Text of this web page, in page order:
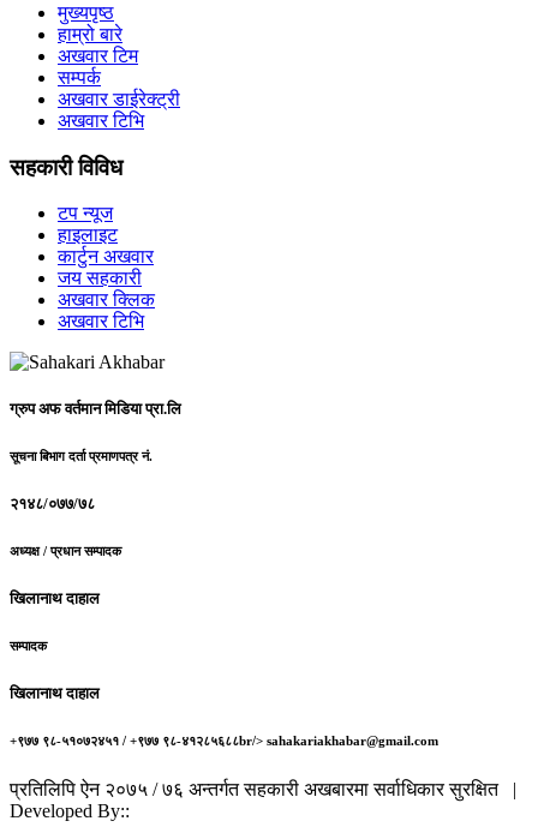
मुख्यपृष्ठ
हाम्रो बारे
अखवार टिम
सम्पर्क
अखवार डाईरेक्ट्री
अखवार टिभि
सहकारी विविध
टप न्यूज
हाइलाइट
कार्टुन अखवार
जय सहकारी
अखवार क्लिक
अखवार टिभि
ग्रुप अफ वर्तमान मिडिया प्रा.लि
सूचना बिभाग दर्ता प्रमाणपत्र नं.
२१४८/०७७/७८
अध्यक्ष / प्रधान सम्पादक
खिलानाथ दाहाल
सम्पादक
खिलानाथ दाहाल
+९७७ ९८-५१०७२४५१ / +९७७ ९८-४१२८५६८८br/> sahakariakhabar@gmail.com
प्रतिलिपि ऐन २०७५ / ७६ अन्तर्गत सहकारी अखबारमा सर्वाधिकार सुरक्षित |
Developed By::